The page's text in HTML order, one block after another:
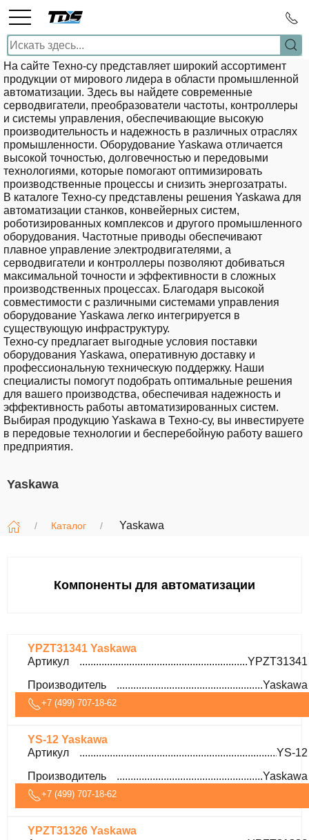
На сайте Техно-су представляет широкий ассортимент
продукции от мирового лидера в области промышленной
автоматизации. Здесь вы найдете современные
серводвигатели, преобразователи частоты, контроллеры
и системы управления, обеспечивающие высокую
производительность и надежность в различных отраслях
промышленности. Оборудование Yaskawa отличается
высокой точностью, долговечностью и передовыми
технологиями, которые помогают оптимизировать
производственные процессы и снизить энергозатраты.
В каталоге Техно-су представлены решения Yaskawa для
автоматизации станков, конвейерных систем,
роботизированных комплексов и другого промышленного
оборудования. Частотные приводы обеспечивают
плавное управление электродвигателями, а
серводвигатели и контроллеры позволяют добиваться
максимальной точности и эффективности в сложных
производственных процессах. Благодаря высокой
совместимости с различными системами управления
оборудование Yaskawa легко интегрируется в
существующую инфраструктуру.
Техно-су предлагает выгодные условия поставки
оборудования Yaskawa, оперативную доставку и
профессиональную техническую поддержку. Наши
специалисты помогут подобрать оптимальные решения
для вашего производства, обеспечивая надежность и
эффективность работы автоматизированных систем.
Выбирая продукцию Yaskawa в Техно-су, вы инвестируете
в передовые технологии и бесперебойную работу вашего
предприятия.
Yaskawa
Каталог Yaskawa
Компоненты для автоматизации
YPZT31341 Yaskawa
Артикул
YPZT31341
Производитель
Yaskawa
+7 (499) 707-18-62
YS-12 Yaskawa
Артикул
YS-12
Производитель
Yaskawa
+7 (499) 707-18-62
YPZT31326 Yaskawa